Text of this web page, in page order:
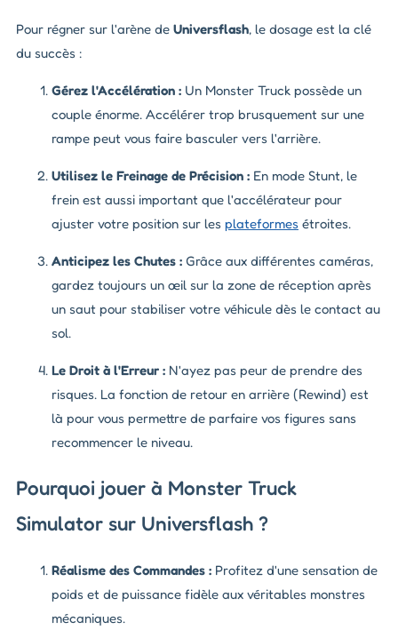
Pour régner sur l'arène de Universflash, le dosage est la clé
du succès :
Gérez l'Accélération : Un Monster Truck possède un
couple énorme. Accélérer trop brusquement sur une
rampe peut vous faire basculer vers l'arrière.
Utilisez le Freinage de Précision : En mode Stunt, le
frein est aussi important que l'accélérateur pour
ajuster votre position sur les plateformes étroites.
Anticipez les Chutes : Grâce aux différentes caméras,
gardez toujours un œil sur la zone de réception après
un saut pour stabiliser votre véhicule dès le contact au
sol.
Le Droit à l'Erreur : N'ayez pas peur de prendre des
risques. La fonction de retour en arrière (Rewind) est
là pour vous permettre de parfaire vos figures sans
recommencer le niveau.
Pourquoi jouer à Monster Truck
Simulator sur Universflash ?
Réalisme des Commandes : Profitez d'une sensation de
poids et de puissance fidèle aux véritables monstres
mécaniques.